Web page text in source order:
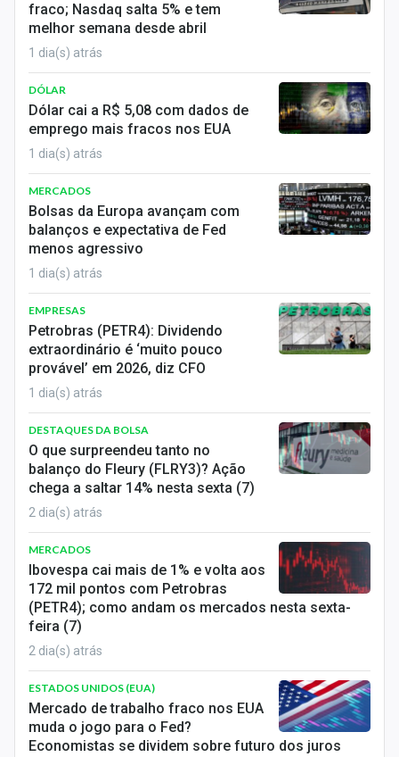
fraco; Nasdaq salta 5% e tem
melhor semana desde abril
1 dia(s) atrás
DÓLAR
Dólar cai a R$ 5,08 com dados de
emprego mais fracos nos EUA
1 dia(s) atrás
MERCADOS
Bolsas da Europa avançam com
balanços e expectativa de Fed
menos agressivo
1 dia(s) atrás
EMPRESAS
Petrobras (PETR4): Dividendo
extraordinário é ‘muito pouco
provável’ em 2026, diz CFO
1 dia(s) atrás
DESTAQUES DA BOLSA
O que surpreendeu tanto no
balanço do Fleury (FLRY3)? Ação
chega a saltar 14% nesta sexta (7)
2 dia(s) atrás
MERCADOS
Ibovespa cai mais de 1% e volta aos
172 mil pontos com Petrobras
(PETR4); como andam os mercados nesta sexta-
feira (7)
2 dia(s) atrás
ESTADOS UNIDOS (EUA)
Mercado de trabalho fraco nos EUA
muda o jogo para o Fed?
Economistas se dividem sobre futuro dos juros